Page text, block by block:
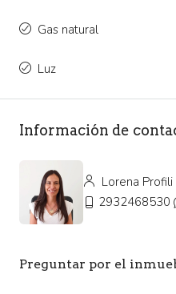
Gas natural
Luz
Información de
Lorena Profili
2932468530
Preguntar por el